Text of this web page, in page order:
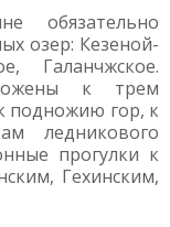
обязательно
озер: Кезеной-
Галанчжское.
к трем
подножию гор, к
ледникового
прогулки к
Гехинским,